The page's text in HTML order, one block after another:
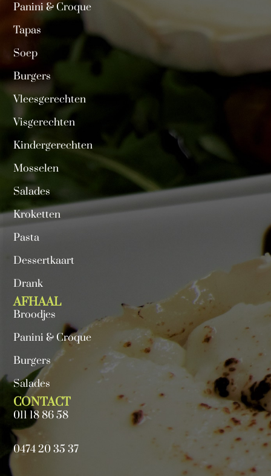
AFHAAL
Broodjes
Panini & Croque
Burgers
Salades
Panini & Croque
Tapas
Soep
Burgers
Vleesgerechten
Visgerechten
Kindergerechten
Mosselen
Salades
Kroketten
Pasta
Dessertkaart
Drank
CONTACT
011 18 86 58
0474 20 35 37